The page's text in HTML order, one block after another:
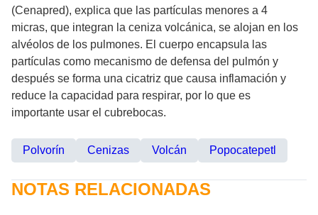
(Cenapred), explica que las partículas menores a 4
micras, que integran la ceniza volcánica, se alojan en los
alvéolos de los pulmones. El cuerpo encapsula las
partículas como mecanismo de defensa del pulmón y
después se forma una cicatriz que causa inflamación y
reduce la capacidad para respirar, por lo que es
importante usar el cubrebocas.
Polvorín Cenizas Volcán Popocatepetl
NOTAS RELACIONADAS